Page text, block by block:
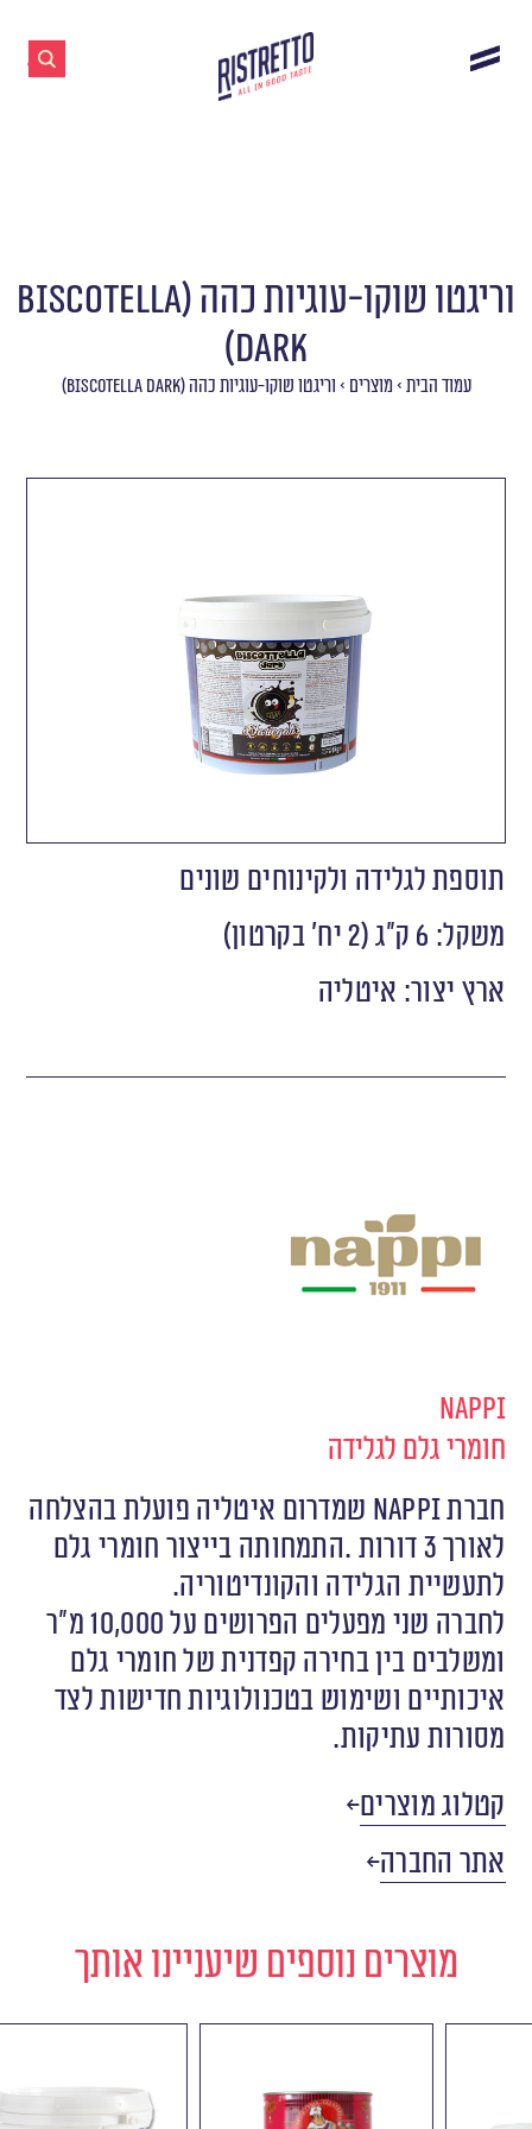
וריגטו שוקו-עוגיות כהה (BISCOTELLA
DARK)
עמוד הבית >מוצרים > וריגטו שוקו-עוגיות כהה (BISCOTELLA DARK)
תוספת לגלידה ולקינוחים שונים
משקל: 6 ק"ג (2 יח' בקרטון)
ארץ יצור: איטליה
Nappi
חומרי גלם לגלידה
‬לתעשיית‭ ‬הגלידה‭ ‬והקונדיטוריה.
לחברה‭ ‬שני‭ ‬מפעלים‭ ‬הפרושים‭ ‬על‭ ‬10‭,‬000‭ ‬מ‭”‬ר‭
‬איכותיים‭ ‬ושימוש‭ ‬בטכנולוגיות‭ ‬חדישות‭ ‬לצד‭
‬מסורות‭ ‬עתיקות‭.‬
קטלוג מוצרים
אתר החברה
מוצרים נוספים שיעניינו אותך